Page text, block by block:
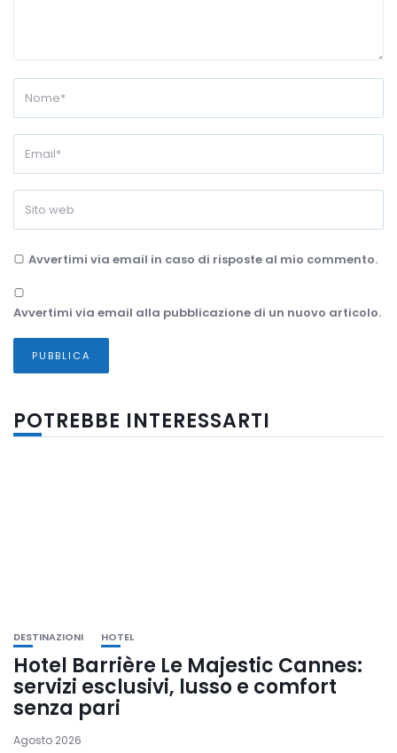
Avvertimi via email in caso di risposte al mio commento.
Avvertimi via email alla pubblicazione di un nuovo articolo.
POTREBBE INTERESSARTI
DESTINAZIONI HOTEL
Hotel Barrière Le Majestic Cannes:
servizi esclusivi, lusso e comfort
senza pari
Agosto 2026